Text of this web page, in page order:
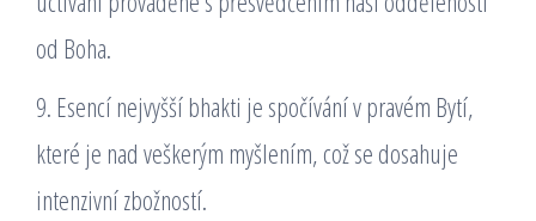
od Boha.
9. Esencí nejvyšší bhakti je spočívání v pravém Bytí,
které je nad veškerým myšlením, což se dosahuje
intenzivní zbožností.